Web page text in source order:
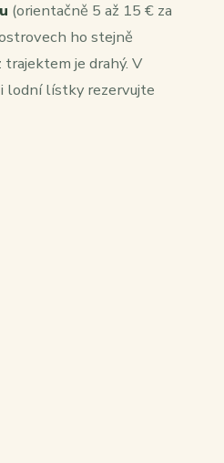
(orientačně 5 až 15 € za
ho stejně
je drahý. V
lodní lístky rezervujte